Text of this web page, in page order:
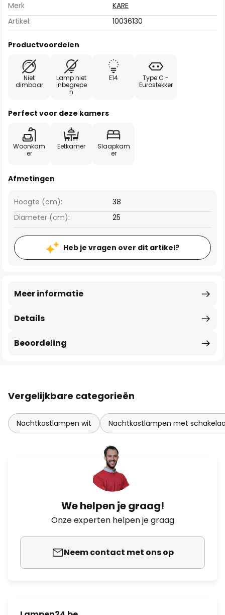
Merk
KARE
Artikel:
10036130
Productvoordelen
Niet
dimbaar
Lamp niet
inbegrepe
n
E14
Type C -
Eurostekker
Perfect voor deze kamers
Woonkam
er
Eetkamer
Slaapkam
er
Afmetingen
Hoogte (cm):
38
Diameter (cm):
25
Heb je vragen over dit artikel?
Details
Meer informatie
Beoordeling
Vergelijkbare categorieën
Nachtkastlampen wit Nachtkastlampen met
We helpen je graag!
Onze experten helpen je graag
Neem contact met ons op